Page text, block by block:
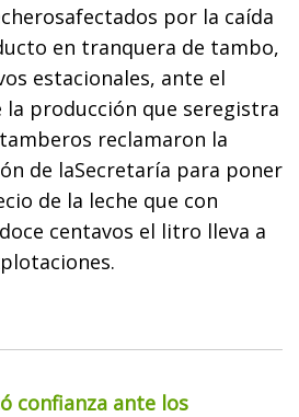
por la caída
en tranquera de tambo,
estacionales, ante el
la producción que seregistra
reclamaron la
de laSecretaría para poner
de la leche que con
centavos el litro lleva a
confianza ante los